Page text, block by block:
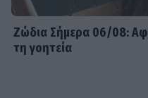
Ζώδια Σήμερα 06/08:
τη γοητεία